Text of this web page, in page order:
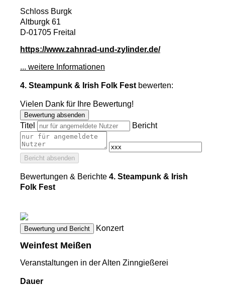
Schloss Burgk
Altburgk 61
D-01705 Freital
https://www.zahnrad-und-zylinder.de/
... weitere Informationen
4. Steampunk & Irish Folk Fest bewerten:
Vielen Dank für Ihre Bewertung!
Bewertung absenden
Titel Bericht
Bericht absenden
Bewertungen & Berichte 4. Steampunk & Irish
Folk Fest
Bewertung und Bericht Konzert
Weinfest Meißen
Veranstaltungen in der Alten Zinngießerei
Dauer